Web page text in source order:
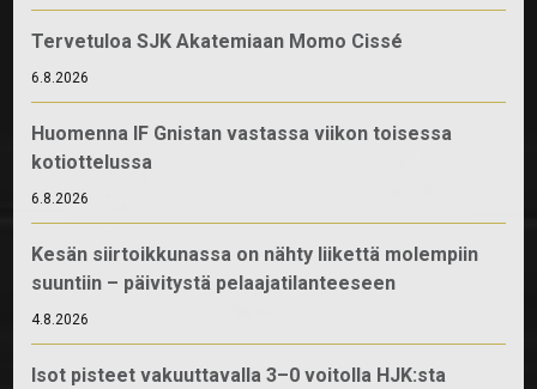
Tervetuloa SJK Akatemiaan Momo Cissé
6.8.2026
Huomenna IF Gnistan vastassa viikon toisessa
kotiottelussa
6.8.2026
Kesän siirtoikkunassa on nähty liikettä molempiin
suuntiin – päivitystä pelaajatilanteeseen
4.8.2026
Isot pisteet vakuuttavalla 3–0 voitolla HJK:sta